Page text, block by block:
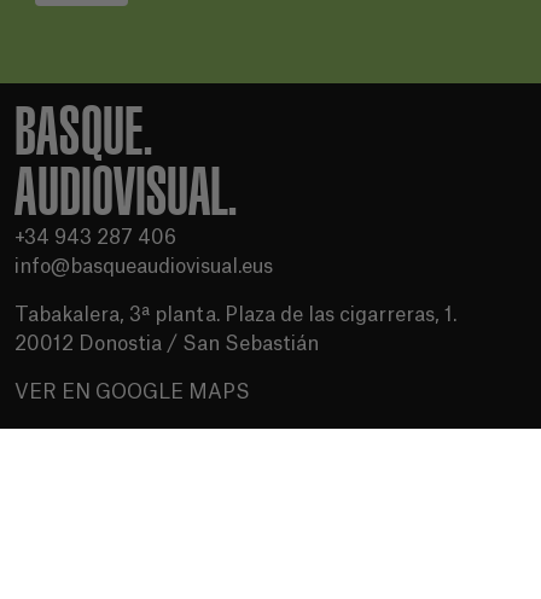
BASQUE.
AUDIOVISUAL.
+34 943 287 406
info@basqueaudiovisual.eus
Tabakalera, 3ª planta. Plaza de las cigarreras, 1.
20012 Donostia / San Sebastián
VER EN GOOGLE MAPS